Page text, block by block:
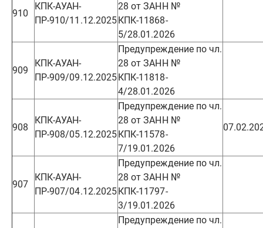
910
КПК-АУАН-
ПР-910/11.12.2025
28 от ЗАНН №
КПК-11868-
5/28.01.2026
909
КПК-АУАН-
ПР-909/09.12.2025
Предупреждение по чл.
28 от ЗАНН №
КПК-11818-
4/28.01.2026
908
КПК-АУАН-
ПР-908/05.12.2025
Предупреждение по чл.
28 от ЗАНН №
КПК-11578-
7/19.01.2026
907
КПК-АУАН-
ПР-907/04.12.2025
Предупреждение по чл.
28 от ЗАНН №
КПК-11797-
3/19.01.2026
Предупреждение по чл.